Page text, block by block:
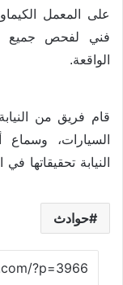
على المعمل
فني لفحص جميع
الواقعة.
قام فريق من
السيارات، وسماع
النيابة تحقيقاتها في
حوادث